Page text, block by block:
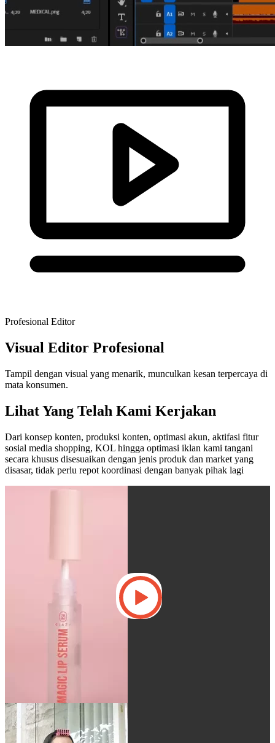
Profesional Editor
Visual Editor Profesional
Tampil dengan visual yang menarik, munculkan kesan terpercaya di
mata konsumen.
Lihat Yang Telah Kami Kerjakan
Dari konsep konten, produksi konten, optimasi akun, aktifasi fitur
sosial media shopping, KOL hingga optimasi iklan kami tangani
secara khusus disesuaikan dengan jenis produk dan market yang
disasar, tidak perlu repot koordinasi dengan banyak pihak lagi